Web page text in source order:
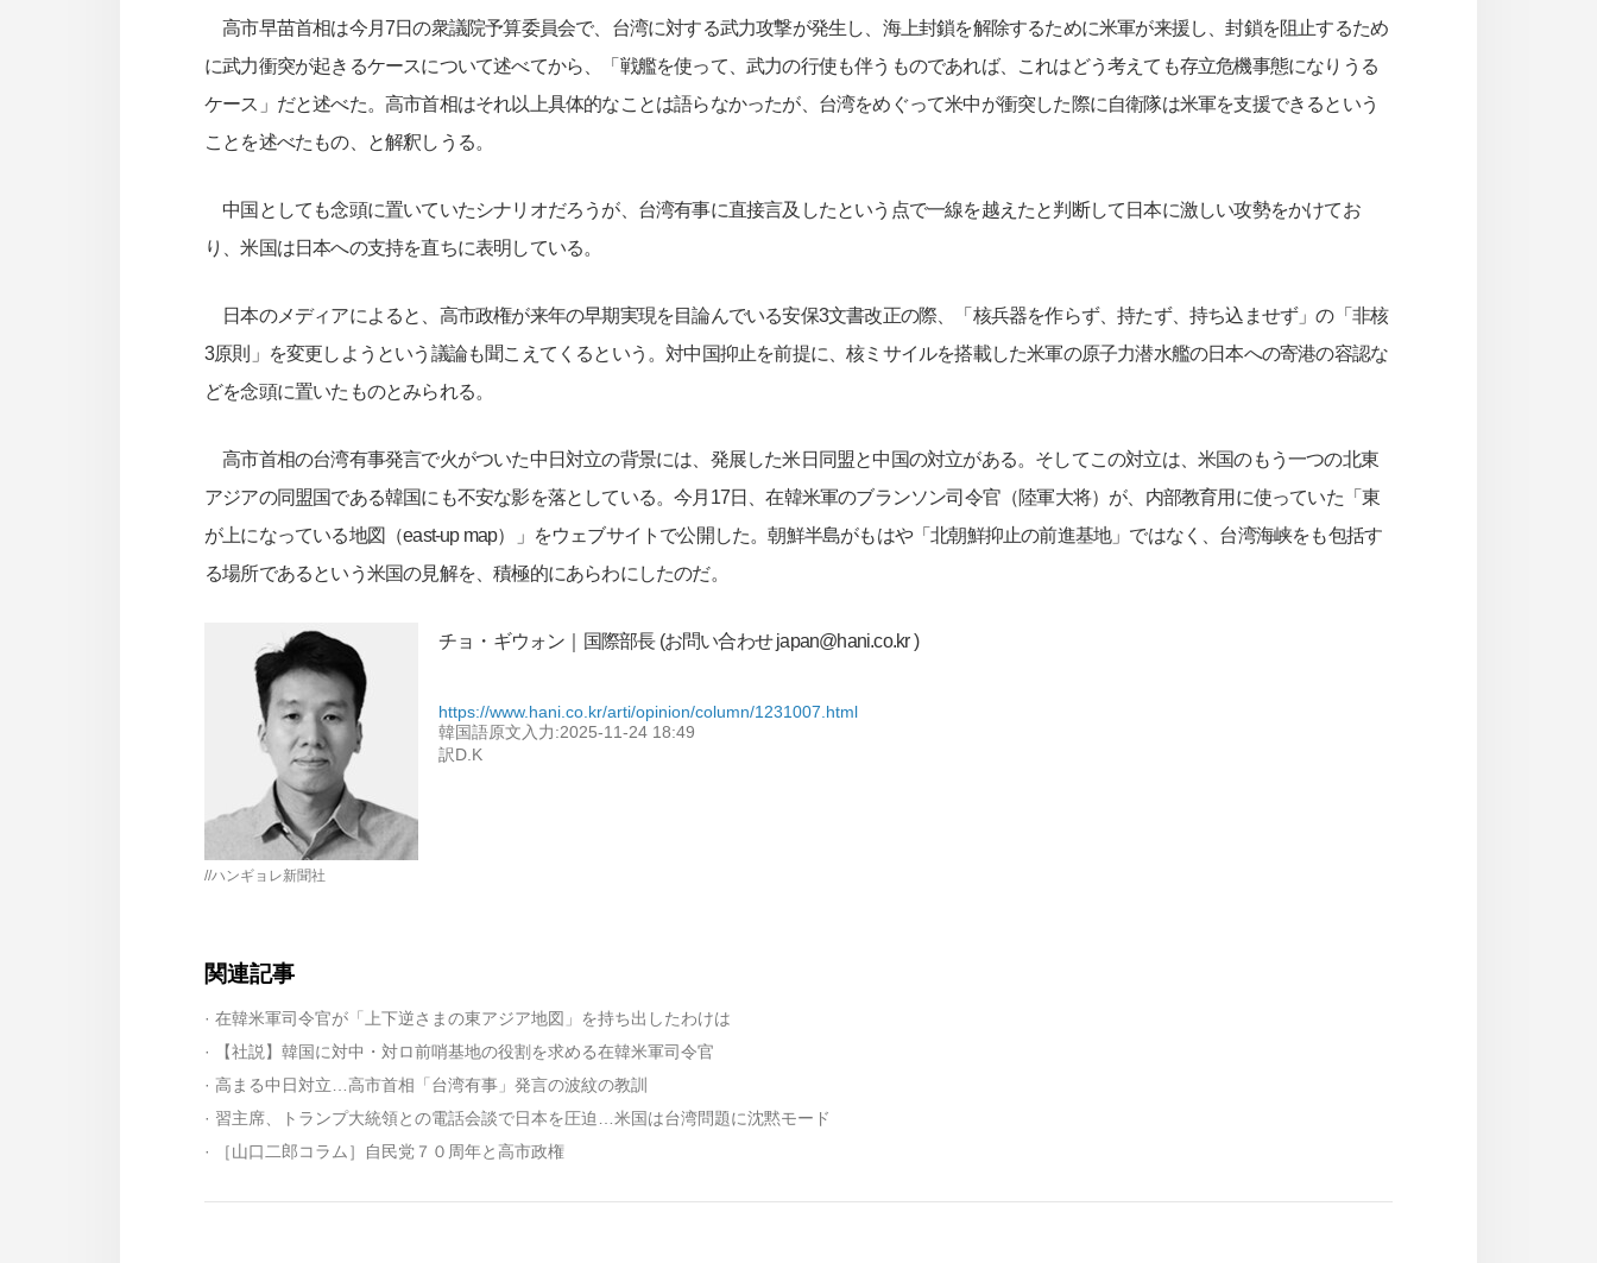
高市早苗首相は今月7日の衆議院予算委員会で、台湾に対する武力攻撃が発生し、海上封鎖を解除するために米軍が来援し、封鎖を阻止するため
に武力衝突が起きるケースについて述べてから、「戦艦を使って、武力の行使も伴うものであれば、これはどう考えても存立危機事態になりうる
ケース」だと述べた。高市首相はそれ以上具体的なことは語らなかったが、台湾をめぐって米中が衝突した際に自衛隊は米軍を支援できるという
ことを述べたもの、と解釈しうる。
中国としても念頭に置いていたシナリオだろうが、台湾有事に直接言及したという点で一線を越えたと判断して日本に激しい攻勢をかけてお
り、米国は日本への支持を直ちに表明している。
日本のメディアによると、高市政権が来年の早期実現を目論んでいる安保3文書改正の際、「核兵器を作らず、持たず、持ち込ませず」の「非核
3原則」を変更しようという議論も聞こえてくるという。対中国抑止を前提に、核ミサイルを搭載した米軍の原子力潜水艦の日本への寄港の容認な
どを念頭に置いたものとみられる。
高市首相の台湾有事発言で火がついた中日対立の背景には、発展した米日同盟と中国の対立がある。そしてこの対立は、米国のもう一つの北東
アジアの同盟国である韓国にも不安な影を落としている。今月17日、在韓米軍のブランソン司令官（陸軍大将）が、内部教育用に使っていた「東
が上になっている地図（east-up map）」をウェブサイトで公開した。朝鮮半島がもはや「北朝鮮抑止の前進基地」ではなく、台湾海峡をも包括す
る場所であるという米国の見解を、積極的にあらわにしたのだ。
//ハンギョレ新聞社
チョ・ギウォン｜国際部長 (お問い合わせ japan@hani.co.kr )
https://www.hani.co.kr/arti/opinion/column/1231007.html
韓国語原文入力:2025-11-24 18:49
訳D.K
関連記事
· 在韓米軍司令官が「上下逆さまの東アジア地図」を持ち出したわけは
· 【社説】韓国に対中・対ロ前哨基地の役割を求める在韓米軍司令官
· 高まる中日対立…高市首相「台湾有事」発言の波紋の教訓
· 習主席、トランプ大統領との電話会談で日本を圧迫…米国は台湾問題に沈黙モード
· ［山口二郎コラム］自民党７０周年と高市政権